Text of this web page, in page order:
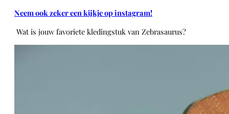
Neem ook zeker een kijkje op instagram!
Wat is jouw favoriete kledingstuk van Zebrasaurus?